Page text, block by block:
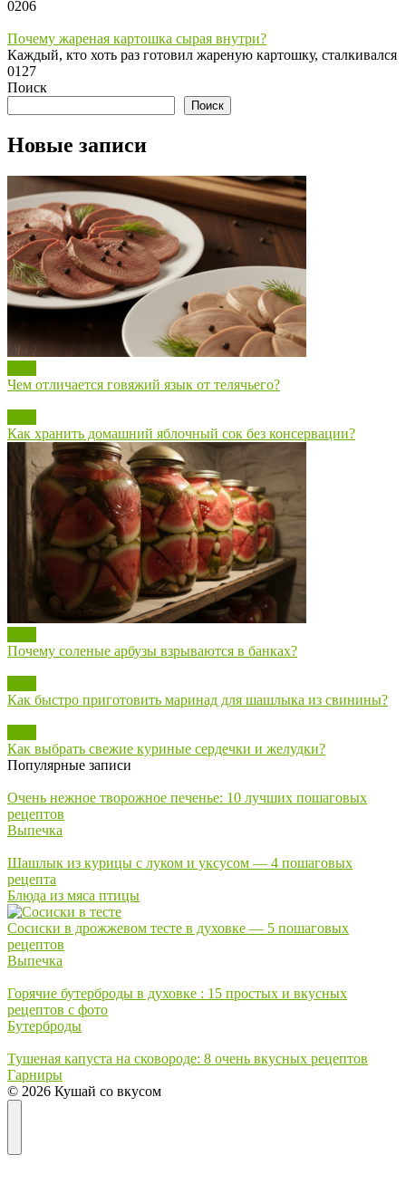
0206
Почему жареная картошка сырая внутри?
Каждый, кто хоть раз готовил жареную картошку, сталкивался
0127
Поиск
Поиск
Новые записи
Чем отличается говяжий язык от телячьего?
Как хранить домашний яблочный сок без консервации?
Почему соленые арбузы взрываются в банках?
Как быстро приготовить маринад для шашлыка из свинины?
Как выбрать свежие куриные сердечки и желудки?
Популярные записи
Очень нежное творожное печенье: 10 лучших пошаговых
рецептов
Выпечка
Шашлык из курицы с луком и уксусом — 4 пошаговых
рецепта
Блюда из мяса птицы
Сосиски в дрожжевом тесте в духовке — 5 пошаговых
рецептов
Выпечка
Горячие бутерброды в духовке : 15 простых и вкусных
рецептов с фото
Бутерброды
Тушеная капуста на сковороде: 8 очень вкусных рецептов
Гарниры
© 2026 Кушай со вкусом